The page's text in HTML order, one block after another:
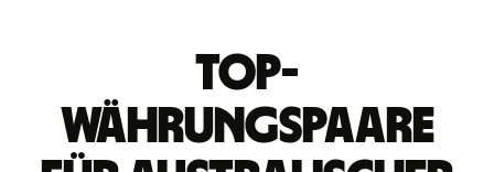
Top-
Währungspaare